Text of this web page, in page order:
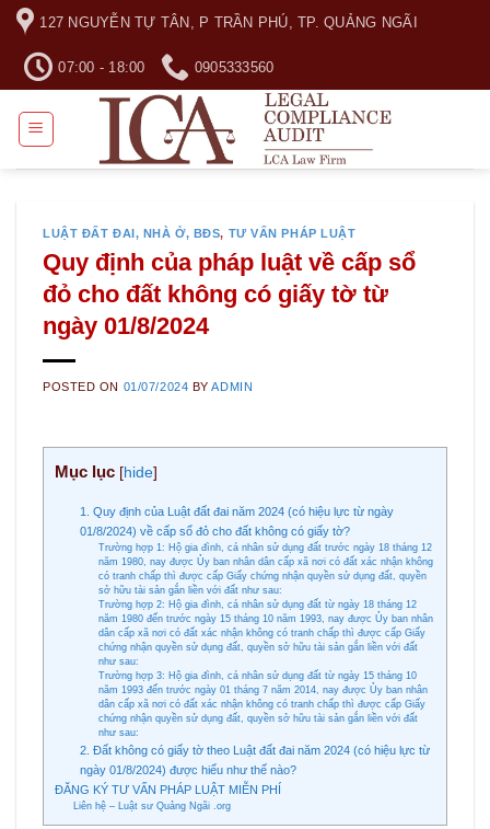
Skip
content
127 NGUYỄN TỰ TÂN, P TRẦN PHÚ, TP. QUẢNG NGÃI
07:00 - 18:00 0905333560
LUẬT ĐẤT ĐAI, NHÀ Ở, BĐS, TƯ VẤN PHÁP LUẬT
Quy định của pháp luật về cấp sổ
đỏ cho đất không có giấy tờ từ
ngày 01/8/2024
POSTED ON 01/07/2024 BYADMIN
Mục lục [hide]
1. Quy định của Luật đất đai năm 2024 (có hiệu lực từ ngày
01/8/2024) về cấp sổ đỏ cho đất không có giấy tờ?
Trường hợp 1: Hộ gia đình, cá nhân sử dụng đất trước ngày 18 tháng 12
năm 1980, nay được Ủy ban nhân dân cấp xã nơi có đất xác nhận không
có tranh chấp thì được cấp Giấy chứng nhận quyền sử dụng đất, quyền
sở hữu tài sản gắn liền với đất như sau:
Trường hợp 2: Hộ gia đình, cá nhân sử dụng đất từ ngày 18 tháng 12
năm 1980 đến trước ngày 15 tháng 10 năm 1993, nay được Ủy ban nhân
dân cấp xã nơi có đất xác nhận không có tranh chấp thì được cấp Giấy
chứng nhận quyền sử dụng đất, quyền sở hữu tài sản gắn liền với đất
như sau:
Trường hợp 3: Hộ gia đình, cá nhân sử dụng đất từ ngày 15 tháng 10
năm 1993 đến trước ngày 01 tháng 7 năm 2014, nay được Ủy ban nhân
dân cấp xã nơi có đất xác nhận không có tranh chấp thì được cấp Giấy
chứng nhận quyền sử dụng đất, quyền sở hữu tài sản gắn liền với đất
như sau:
2. Đất không có giấy tờ theo Luật đất đai năm 2024 (có hiệu lực từ
ngày 01/8/2024) được hiểu như thế nào?
ĐĂNG KÝ TƯ VẤN PHÁP LUẬT MIỄN PHÍ
Liên hệ – Luật sư Quảng Ngãi .org